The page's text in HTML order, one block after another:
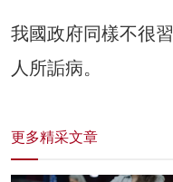
我國政府同樣不很
人所詬病。
更多精采文章